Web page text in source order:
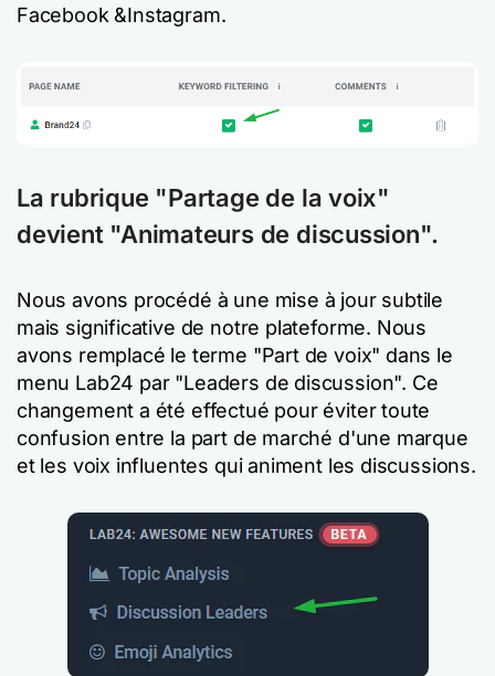
Facebook &Instagram.
La rubrique "Partage de la voix"
devient "Animateurs de discussion".
Nous avons procédé à une mise à jour subtile
mais significative de notre plateforme. Nous
avons remplacé le terme "Part de voix" dans le
menu Lab24 par "Leaders de discussion". Ce
changement a été effectué pour éviter toute
confusion entre la part de marché d'une marque
et les voix influentes qui animent les discussions.